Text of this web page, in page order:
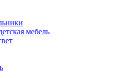
мебель